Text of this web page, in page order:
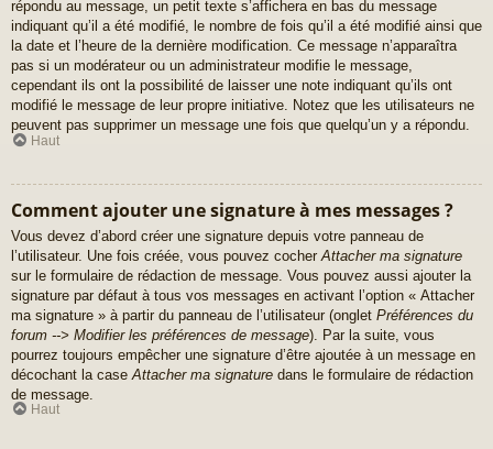
répondu au message, un petit texte s’affichera en bas du message
indiquant qu’il a été modifié, le nombre de fois qu’il a été modifié ainsi que
la date et l’heure de la dernière modification. Ce message n’apparaîtra
pas si un modérateur ou un administrateur modifie le message,
cependant ils ont la possibilité de laisser une note indiquant qu’ils ont
modifié le message de leur propre initiative. Notez que les utilisateurs ne
peuvent pas supprimer un message une fois que quelqu’un y a répondu.
Haut
Comment ajouter une signature à mes messages ?
Vous devez d’abord créer une signature depuis votre panneau de
l’utilisateur. Une fois créée, vous pouvez cocher Attacher ma signature
sur le formulaire de rédaction de message. Vous pouvez aussi ajouter la
signature par défaut à tous vos messages en activant l’option « Attacher
ma signature » à partir du panneau de l’utilisateur (onglet Préférences du
forum --> Modifier les préférences de message). Par la suite, vous
pourrez toujours empêcher une signature d’être ajoutée à un message en
décochant la case Attacher ma signature dans le formulaire de rédaction
de message.
Haut